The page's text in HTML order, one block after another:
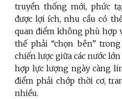
truyền thống mới, phức
được lợi ích, nhu cầu có
quan điểm không phù hợp
thế phải “chọn bên”
chiến lược giữa các nước
hợp lực lượng ngày càng
điểm phải chớp thời cơ,
nhiều.